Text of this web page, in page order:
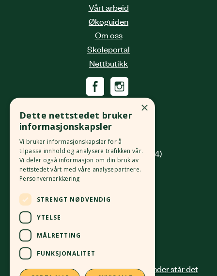
Vårt arbeid
Økoguiden
Om oss
Skoleportal
Nettbutikk
Grønlandsleiret 31
0190 Oslo
(innkjøring fra Platous gate 14)
Org. nr.982 512 069 MVA
Kontonr.
×
Dette nettstedet bruker
informasjonskapsler
Vi bruker informasjonskapsler for å
tilpasse innhold og analysere trafikken vår.
Vi deler også informasjon om din bruk av
nettstedet vårt med våre analysepartnere.
Personvernerklæring
STRENGT NØDVENDIG
YTELSE
MÅLRETTING
FUNKSJONALITET